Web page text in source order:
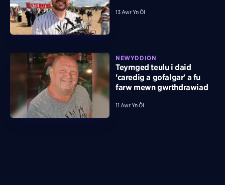
13 Awr Yn Ôl
NEWYDDION
Teyrnged teulu i daid
'caredig a gofalgar' a fu
farw mewn gwrthdrawiad
11 Awr Yn Ôl